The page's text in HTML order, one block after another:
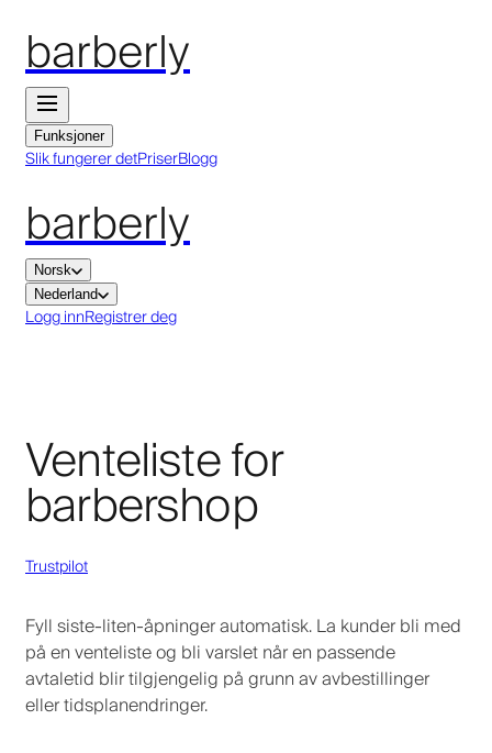
barberly
Funksjoner
Slik fungerer detPriserBlogg
barberly
Norsk
Nederland
Logg innRegistrer deg
Venteliste for
barbershop
Trustpilot
Fyll siste-liten-åpninger automatisk. La kunder bli med
på en venteliste og bli varslet når en passende
avtaletid blir tilgjengelig på grunn av avbestillinger
eller tidsplanendringer.